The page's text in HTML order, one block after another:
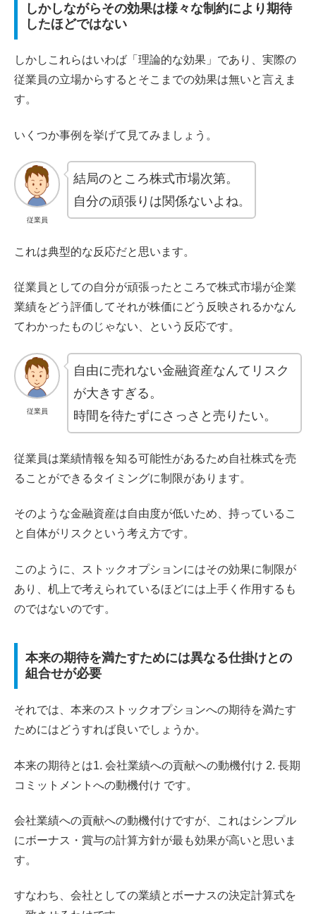
しかしながらその効果は様々な制約により期待
したほどではない
しかしこれらはいわば「理論的な効果」であり、実際の
従業員の立場からするとそこまでの効果は無いと言えま
す。
いくつか事例を挙げて見てみましょう。
従業員
結局のところ株式市場次第。
自分の頑張りは関係ないよね。
これは典型的な反応だと思います。
従業員としての自分が頑張ったところで株式市場が企業
業績をどう評価してそれが株価にどう反映されるかなん
てわかったものじゃない、という反応です。
従業員
自由に売れない金融資産なんてリスク
が大きすぎる。
時間を待たずにさっさと売りたい。
従業員は業績情報を知る可能性があるため自社株式を売
ることができるタイミングに制限があります。
そのような金融資産は自由度が低いため、持っているこ
と自体がリスクという考え方です。
このように、ストックオプションにはその効果に制限が
あり、机上で考えられているほどには上手く作用するも
のではないのです。
本来の期待を満たすためには異なる仕掛けとの
組合せが必要
それでは、本来のストックオプションへの期待を満たす
ためにはどうすれば良いでしょうか。
本来の期待とは1. 会社業績への貢献への動機付け 2. 長期
コミットメントへの動機付け です。
会社業績への貢献への動機付けですが、これはシンプル
にボーナス・賞与の計算方針が最も効果が高いと思いま
す。
すなわち、会社としての業績とボーナスの決定計算式を